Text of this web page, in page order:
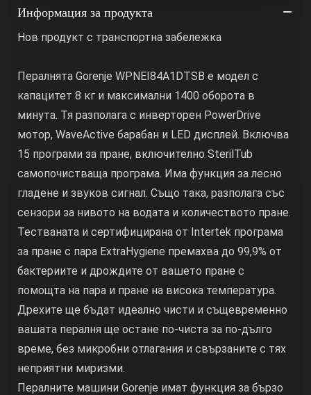
Информация за продукта
Нов продукт с транспортна забележка
Пералнята Gorenje WPNEI84A1DTSB е модел с
капацитет 8 кг и максимални 1400 оборота в
минута. Тя разполага с инверторен PowerDrive
мотор, WaveActive барабан и LED дисплей. Включва
15 програми за пране, включително SterilTub
самопочистваща програма. Има функция за лесно
гладене и звуков сигнал. Също така, разполага със
сензори за нивото на водата и количеството пране.
Тестваната и сертифицирана от Intertek програма
за пране с пара ExtraHygiene премахва до 99,9% от
бактериите и дрождите от вашето пране с
помощта на пара и пране на висока температура.
Дрехите ще бъдат идеално чисти и същевременно
вашата пералня ще остане по-чиста за по-дълго
време, без микробни отлагания и свързаните с тях
неприятни миризми.
Пералните машини Gorenje имат функция за бързо